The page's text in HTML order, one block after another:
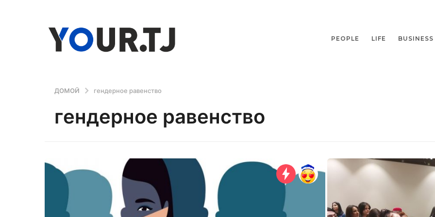
PEOPLE LIFE BUSINESS
ДОМОЙ гендерное равенство
гендерное равенство